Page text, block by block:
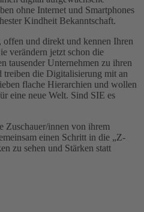
ohne Internet und Smartphones
Kindheit Bekanntschaft.
und direkt und kennen Ihren
verändern jetzt schon die
tausender Unternehmen zu ihren
treiben die Digitalisierung mit an
flache Hierarchien und wollen
eine neue Welt. Sind SIE es
Zuschauer/innen von ihrem
einen Schritt in die „Z-
zu sehen und Stärken statt